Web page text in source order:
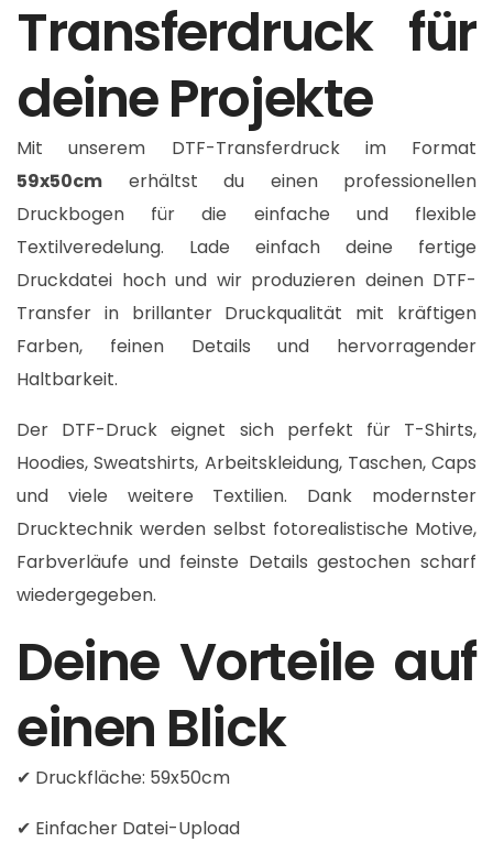
Transferdruck für
deine Projekte
Mit unserem DTF-Transferdruck im Format
59x50cm erhältst du einen professionellen
Druckbogen für die einfache und flexible
Textilveredelung. Lade einfach deine fertige
Druckdatei hoch und wir produzieren deinen DTF-
Transfer in brillanter Druckqualität mit kräftigen
Farben, feinen Details und hervorragender
Haltbarkeit.
Der DTF-Druck eignet sich perfekt für T-Shirts,
Hoodies, Sweatshirts, Arbeitskleidung, Taschen, Caps
und viele weitere Textilien. Dank modernster
Drucktechnik werden selbst fotorealistische Motive,
Farbverläufe und feinste Details gestochen scharf
wiedergegeben.
Deine Vorteile auf
einen Blick
✔ Druckfläche: 59x50cm
✔ Einfacher Datei-Upload